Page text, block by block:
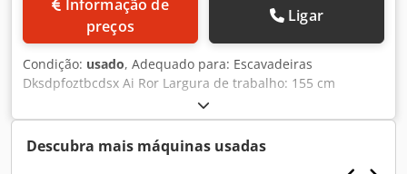
preços
Ligar
Condição: usado, Adequado para: Escavadeiras
Dksdpfoztbcdsx Ai Ror Largura de trabalho: 155 cm
Descubra mais máquinas usadas